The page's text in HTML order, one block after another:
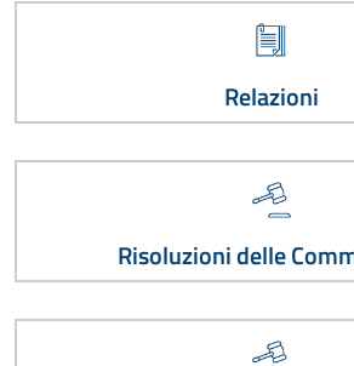
Relazioni
Risoluzioni delle